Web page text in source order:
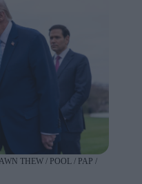
THEW / POOL / PAP /